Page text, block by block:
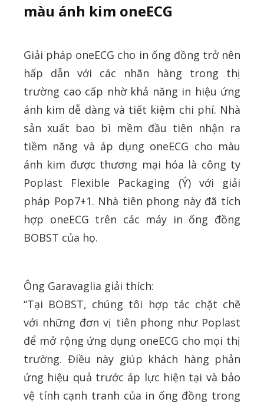
màu ánh kim oneECG
Giải pháp oneECG cho in ống đồng trở nên
hấp dẫn với các nhãn hàng trong thị
trường cao cấp nhờ khả năng in hiệu ứng
ánh kim dễ dàng và tiết kiệm chi phí. Nhà
sản xuất bao bì mềm đầu tiên nhận ra
tiềm năng và áp dụng oneECG cho màu
ánh kim được thương mại hóa là công ty
Poplast Flexible Packaging (Ý) với giải
pháp Pop7+1. Nhà tiên phong này đã tích
hợp oneECG trên các máy in ống đồng
BOBST của họ.
Ông Garavaglia giải thích:
“Tại BOBST, chúng tôi hợp tác chặt chẽ
với những đơn vị tiên phong như Poplast
để mở rộng ứng dụng oneECG cho mọi thị
trường. Điều này giúp khách hàng phản
ứng hiệu quả trước áp lực hiện tại và bảo
vệ tính cạnh tranh của in ống đồng trong